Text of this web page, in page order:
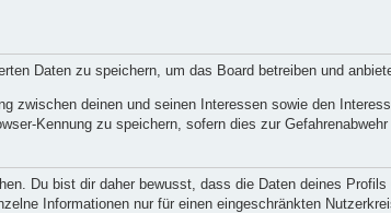
Daten zu speichern, um das Board betreiben und
zwischen deinen und seinen Interessen sowie den
Kennung zu speichern, sofern dies zur
Du bist dir daher bewusst, dass die Daten deines
Informationen nur für einen eingeschränkten